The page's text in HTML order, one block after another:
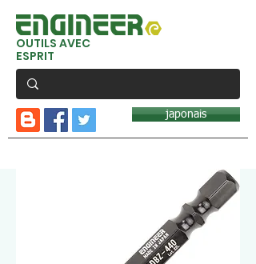
OUTILS AVEC
ESPRIT
japonais